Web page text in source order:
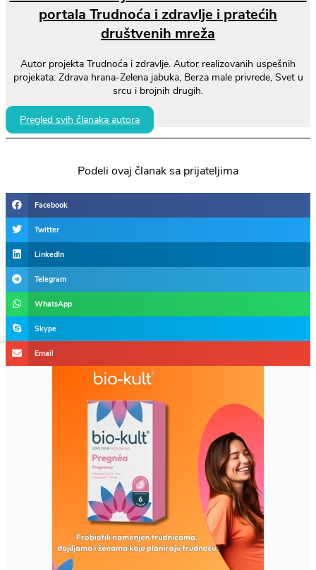
portala Trudnoća i zdravlje i pratećih
društvenih mreža
Autor projekta Trudnoća i zdravlje. Autor realizovanih uspešnih
projekata: Zdrava hrana-Zelena jabuka, Berza male privrede, Svet u
srcu i brojnih drugih.
Pregled svih članaka autora
Podeli ovaj članak sa prijateljima
Facebook
Twitter
LinkedIn
Telegram
WhatsApp
Skype
Email